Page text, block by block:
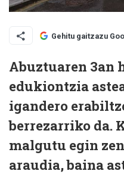
Gehitu gaitzazu
Abuztuaren 3an
edukiontzia
igandero
berrezarriko da.
malgutu egin
araudia, baina